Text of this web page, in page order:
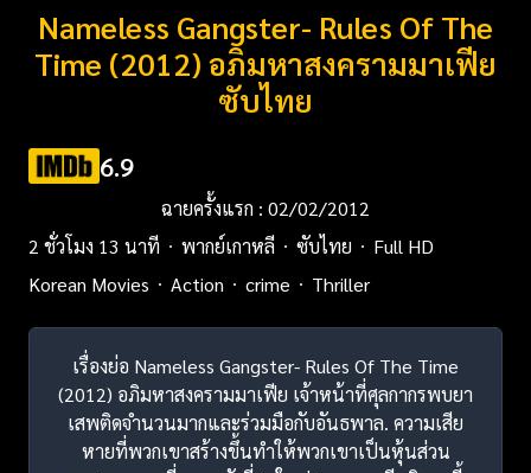
Nameless Gangster- Rules Of The
Time (2012) อภิมหาสงครามมาเฟีย
ซับไทย
6.9
ฉายครั้งแรก : 02/02/2012
2 ชั่วโมง 13 นาที
พากย์เกาหลี ซับไทย
Full HD
Korean Movies
Action crime Thriller
เรื่องย่อ Nameless Gangster- Rules Of The Time
(2012) อภิมหาสงครามมาเฟีย เจ้าหน้าที่ศุลกากรพบยา
เสพติดจำนวนมากและร่วมมือกับอันธพาล. ความเสีย
หายที่พวกเขาสร้างขึ้นทำให้พวกเขาเป็นหุ้นส่วน